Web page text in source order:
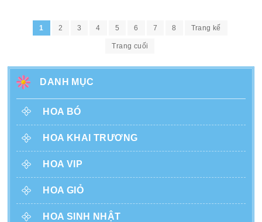
1 2 3 4 5 6 7 8 Trang kế
Trang cuối
DANH MỤC
HOA BÓ
HOA KHAI TRƯƠNG
HOA VIP
HOA GIỎ
HOA SINH NHẬT